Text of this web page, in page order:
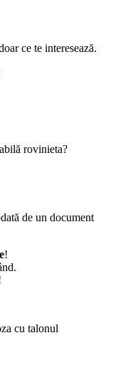
ce te interesează.
rovinieta?
de un document
!
cu talonul